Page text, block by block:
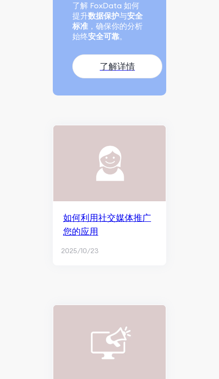
了解 FoxData 如何
提升数据保护与安全
标准 ，确保你的分析
始终安全可靠。
了解详情
如何利用社交媒体推广
您的应用
2025/10/23